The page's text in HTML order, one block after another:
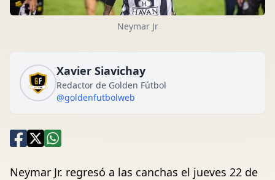
Neymar Jr
Xavier Siavichay
Redactor de Golden Fútbol
@goldenfutbolweb
Neymar Jr. regresó a las canchas el jueves 22 de